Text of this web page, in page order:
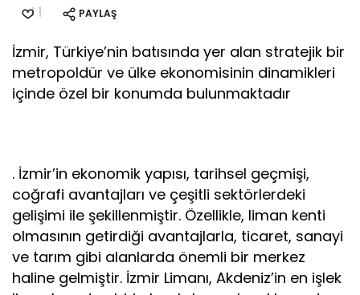
PAYLAŞ
İzmir, Türkiye’nin batısında yer alan stratejik bir
metropoldür ve ülke ekonomisinin dinamikleri
içinde özel bir konumda bulunmaktadır
. İzmir’in ekonomik yapısı, tarihsel geçmişi,
coğrafi avantajları ve çeşitli sektörlerdeki
gelişimi ile şekillenmiştir. Özellikle, liman kenti
olmasının getirdiği avantajlarla, ticaret, sanayi
ve tarım gibi alanlarda önemli bir merkez
haline gelmiştir. İzmir Limanı, Akdeniz’in en işlek